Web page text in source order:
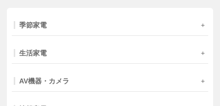
季節家電
生活家電
AV機器・カメラ